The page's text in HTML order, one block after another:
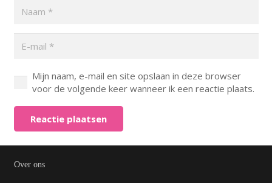
Mijn naam, e-mail en site opslaan in deze browser
voor de volgende keer wanneer ik een reactie plaats.
Reactie plaatsen
Over ons